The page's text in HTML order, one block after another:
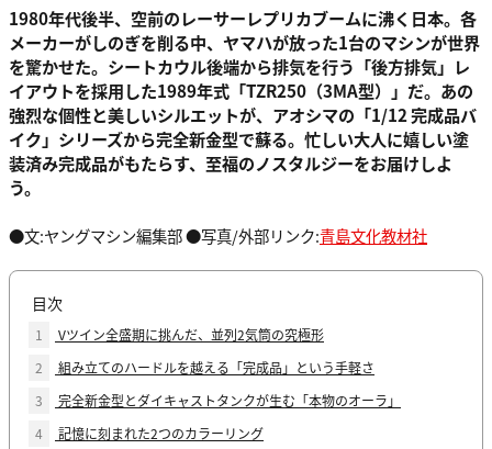
1980年代後半、空前のレーサーレプリカブームに沸く日本。各
メーカーがしのぎを削る中、ヤマハが放った1台のマシンが世界
を驚かせた。シートカウル後端から排気を行う「後方排気」レ
イアウトを採用した1989年式「TZR250（3MA型）」だ。あの
強烈な個性と美しいシルエットが、アオシマの「1/12 完成品バ
イク」シリーズから完全新金型で蘇る。忙しい大人に嬉しい塗
装済み完成品がもたらす、至福のノスタルジーをお届けしよ
う。
●文:ヤングマシン編集部 ●写真/外部リンク:青島文化教材社
目次
1
Vツイン全盛期に挑んだ、並列2気筒の究極形
2
組み立てのハードルを越える「完成品」という手軽さ
3
完全新金型とダイキャストタンクが生む「本物のオーラ」
4
記憶に刻まれた2つのカラーリング